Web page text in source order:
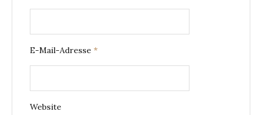
E-Mail-Adresse *
Website